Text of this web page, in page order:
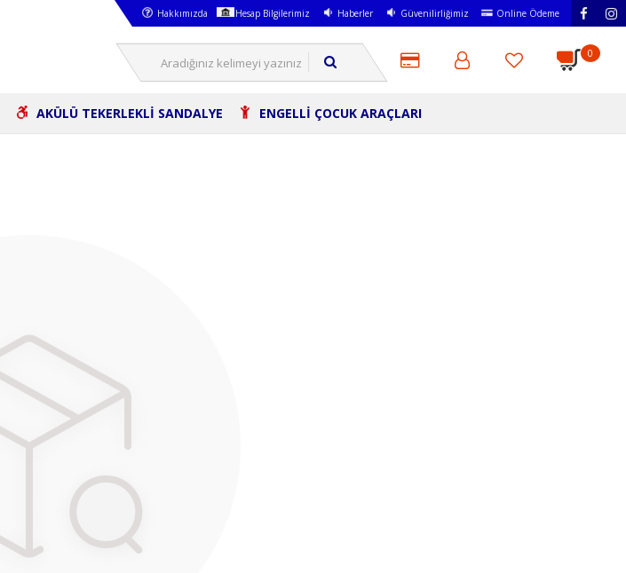
Hakkımızda Hesap Bilgilerimiz Haberler Güvenilirliğimiz Online Ödeme
0
AKÜLÜ TEKERLEKLİ SANDALYE ENGELLİ ÇOCUK ARAÇLARI